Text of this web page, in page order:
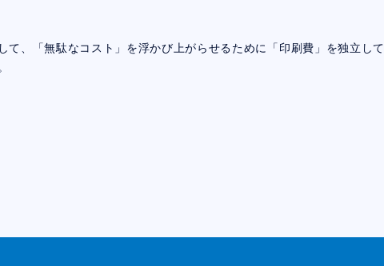
て、「無駄なコスト」を浮かび上がらせるために「印刷費」を独立して